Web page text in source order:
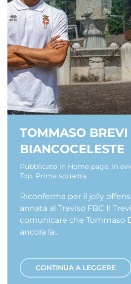
TOMMASO
BIANCOCELESTE
Pubblicato in Home page, In
Top, Prima squadra.
Riconferma per il jolly
annata al Treviso FBC Il
comunicare che Tommaso
ancora la...
CONTINUA A LEGGERE